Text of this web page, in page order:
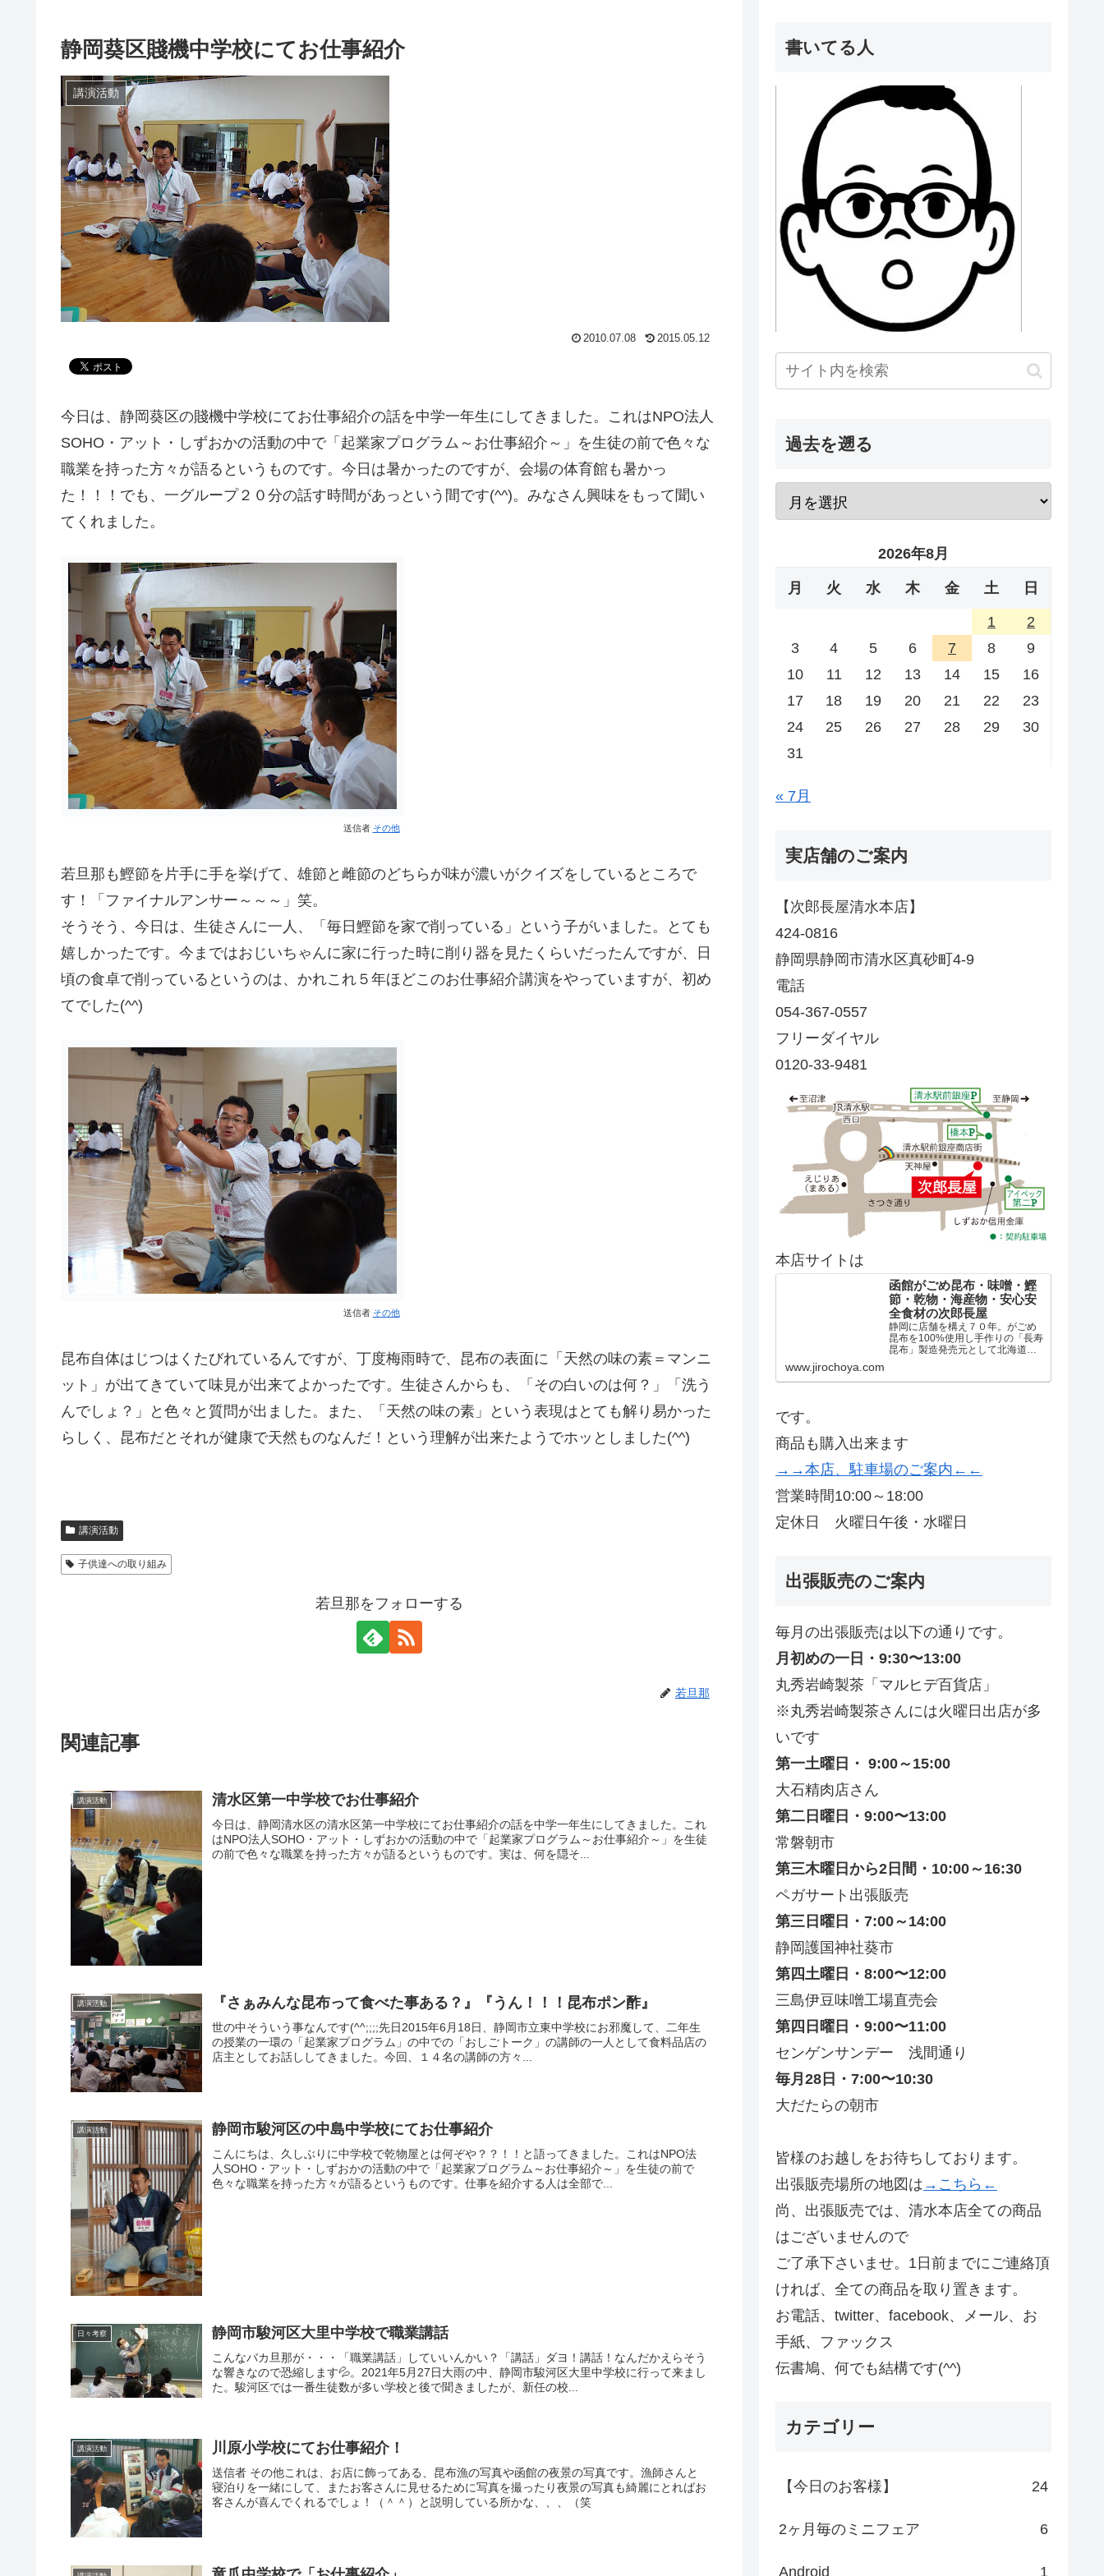
静岡葵区賤機中学校にてお仕事紹介
講演活動
2010.07.08 2015.05.12
今日は、静岡葵区の賤機中学校にてお仕事紹介の話を中学一年生にしてきました。これはNPO法人
SOHO・アット・しずおかの活動の中で「起業家プログラム～お仕事紹介～」を生徒の前で色々な
職業を持った方々が語るというものです。今日は暑かったのですが、会場の体育館も暑かっ
た！！！でも、一グループ２０分の話す時間があっという間です(^^)。みなさん興味をもって聞い
てくれました。
送信者 その他
若旦那も鰹節を片手に手を挙げて、雄節と雌節のどちらが味が濃いがクイズをしているところで
す！「ファイナルアンサー～～～」笑。
そうそう、今日は、生徒さんに一人、「毎日鰹節を家で削っている」という子がいました。とても
嬉しかったです。今まではおじいちゃんに家に行った時に削り器を見たくらいだったんですが、日
頃の食卓で削っているというのは、かれこれ５年ほどこのお仕事紹介講演をやっていますが、初め
てでした(^^)
送信者 その他
昆布自体はじつはくたびれているんですが、丁度梅雨時で、昆布の表面に「天然の味の素＝マンニ
ット」が出てきていて味見が出来てよかったです。生徒さんからも、「その白いのは何？」「洗う
んでしょ？」と色々と質問が出ました。また、「天然の味の素」という表現はとても解り易かった
らしく、昆布だとそれが健康で天然ものなんだ！という理解が出来たようでホッとしました(^^)
講演活動
子供達への取り組み
若旦那をフォローする
若旦那
関連記事
講演活動 清水区第一中学校でお仕事紹介
今日は、静岡清水区の清水区第一中学校にてお仕事紹介の話を中学一年生にしてきました。これ
はNPO法人SOHO・アット・しずおかの活動の中で「起業家プログラム～お仕事紹介～」を生徒
の前で色々な職業を持った方々が語るというものです。実は、何を隠そ...
講演活動 『さぁみんな昆布って食べた事ある？』『うん！！！昆布ポン酢』
世の中そういう事なんです(^^;;;;先日2015年6月18日、静岡市立東中学校にお邪魔して、二年生
の授業の一環の「起業家プログラム」の中での「おしごトーク」の講師の一人として食料品店の
店主としてお話ししてきました。今回、１４名の講師の方々...
講演活動 静岡市駿河区の中島中学校にてお仕事紹介
こんにちは、久しぶりに中学校で乾物屋とは何ぞや？？！！と語ってきました。これはNPO法
人SOHO・アット・しずおかの活動の中で「起業家プログラム～お仕事紹介～」を生徒の前で
色々な職業を持った方々が語るというものです。仕事を紹介する人は全部で...
日々考察 静岡市駿河区大里中学校で職業講話
こんなバカ旦那が・・・「職業講話」していいんかい？「講話」ダヨ！講話！なんだかえらそう
な響きなので恐縮します💦。2021年5月27日大雨の中、静岡市駿河区大里中学校に行って来まし
た。駿河区では一番生徒数が多い学校と後で聞きましたが、新任の校...
講演活動 川原小学校にてお仕事紹介！
送信者 その他これは、お店に飾ってある、昆布漁の写真や函館の夜景の写真です。漁師さんと
寝泊りを一緒にして、またお客さんに見せるために写真を撮ったり夜景の写真も綺麗にとればお
客さんが喜んでくれるでしょ！（＾＾）と説明している所かな、、、（笑
書いてる人
過去を遡る
2026年8月
月 火 水 木 金 土 日
1
2
3
4 5 6 7 8
9
10
11 12 13 14 15
16
17
18 19 20 21 22
23
24
25 26 27 28 29
30
31
« 7月
実店舗のご案内
【次郎長屋清水本店】
424-0816
静岡県静岡市清水区真砂町4-9
電話
054-367-0557
フリーダイヤル
0120-33-9481
本店サイトは
函館がごめ昆布・味噌・鰹
節・乾物・海産物・安心安
全食材の次郎長屋
静岡に店舗を構え７０年。がごめ
昆布を100%使用し手作りの「長寿
昆布」製造発売元として北海道の
とより、全国の乾物や美味しいも
www.jirochoya.com
です。
商品も購入出来ます
→→本店、駐車場のご案内←←
営業時間10:00～18:00
定休日 火曜日午後・水曜日
出張販売のご案内
毎月の出張販売は以下の通りです。
月初めの一日・9:30〜13:00
丸秀岩崎製茶「マルヒデ百貨店」
※丸秀岩崎製茶さんには火曜日出店が多
いです
第一土曜日・ 9:00～15:00
大石精肉店さん
第二日曜日・9:00〜13:00
常磐朝市
第三木曜日から2日間・10:00～16:30
ペガサート出張販売
第三日曜日・7:00～14:00
静岡護国神社葵市
第四土曜日・8:00〜12:00
三島伊豆味噌工場直売会
第四日曜日・9:00〜11:00
センゲンサンデー 浅間通り
毎月28日・7:00〜10:30
大だたらの朝市
皆様のお越しをお待ちしております。
出張販売場所の地図は →こちら←
尚、出張販売では、清水本店全ての商品
はございませんので
ご了承下さいませ。1日前までにご連絡頂
ければ、全ての商品を取り置きます。
お電話、twitter、facebook、メール、お
手紙、ファックス
伝書鳩、何でも結構です(^^)
カテゴリー
【今日のお客様】 24
2ヶ月毎のミニフェア 6
Android 1